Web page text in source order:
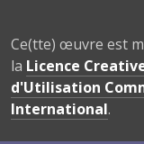
Ce(tte) œuvre est
la Licence
d'Utilisation
International.